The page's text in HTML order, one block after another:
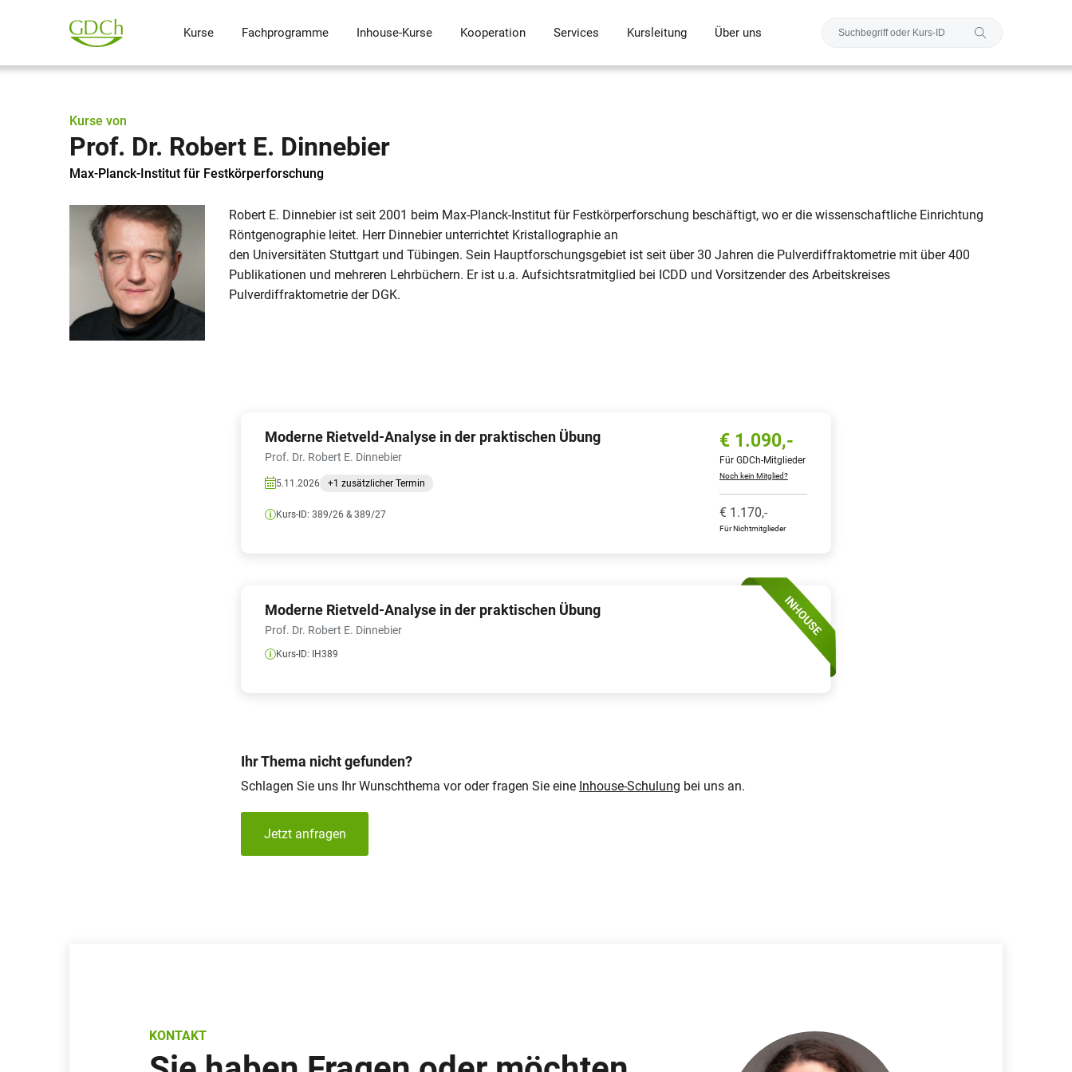
Kurse Fachprogramme Inhouse-Kurse Kooperation Services Kursleitung Über uns
Kurse von
Prof. Dr. Robert E. Dinnebier
Max-Planck-Institut für Festkörperforschung
Robert E. Dinnebier ist seit 2001 beim Max-Planck-Institut für Festkörperforschung beschäftigt, wo er die wissenschaftliche Einrichtung
Röntgenographie leitet. Herr Dinnebier unterrichtet Kristallographie an
den Universitäten Stuttgart und Tübingen. Sein Hauptforschungsgebiet ist seit über 30 Jahren die Pulverdiffraktometrie mit über 400
Publikationen und mehreren Lehrbüchern. Er ist u.a. Aufsichtsratmitglied bei ICDD und Vorsitzender des Arbeitskreises
Pulverdiffraktometrie der DGK.
Moderne Rietveld-Analyse in der praktischen Übung
Prof. Dr. Robert E. Dinnebier
5.11.2026 +1 zusätzlicher Termin
Kurs-ID: 389/26 & 389/27
€ 1.090,-
Für GDCh-Mitglieder
Noch kein Mitglied?
€ 1.170,-
Für Nichtmitglieder
Moderne Rietveld-Analyse in der praktischen Übung
Prof. Dr. Robert E. Dinnebier
Kurs-ID: IH389
Ihr Thema nicht gefunden?
Schlagen Sie uns Ihr Wunschthema vor oder fragen Sie eine Inhouse-Schulung bei uns an.
Jetzt anfragen
KONTAKT